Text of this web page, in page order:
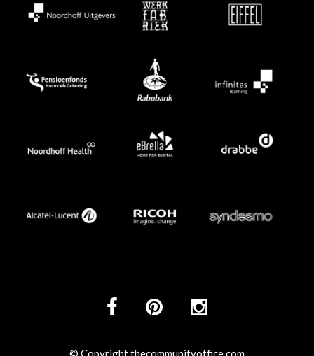
© Copyright thecommunityoffice.com